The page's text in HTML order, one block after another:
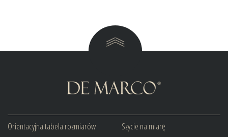
Orientacyjna tabela rozmiarów
Szycie na miarę